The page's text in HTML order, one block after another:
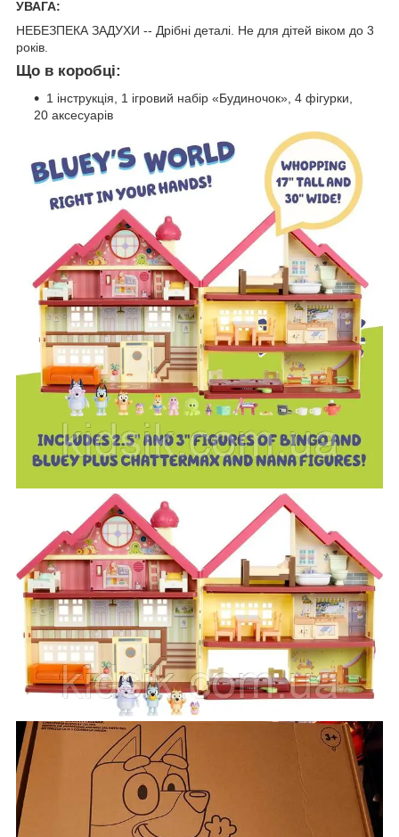
УВАГА:
НЕБЕЗПЕКА ЗАДУХИ -- Дрібні деталі. Не для дітей віком до 3
років.
Що в коробці:
1 інструкція, 1 ігровий набір «Будиночок», 4 фігурки,
20 аксесуарів